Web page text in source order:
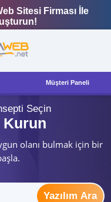
Sitesi Firması İle
Müşteri Paneli
Seçin
Kurun
olanı bulmak için bir
Yazılım Ara